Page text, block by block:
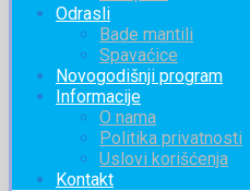
Odrasli
Bade mantili
Spavaćice
Novogodišnji program
Informacije
O nama
Politika privatnosti
Uslovi korišćenja
Kontakt